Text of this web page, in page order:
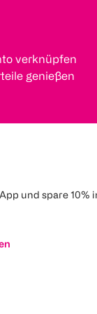
verknüpfen
genießen
und spare 10%